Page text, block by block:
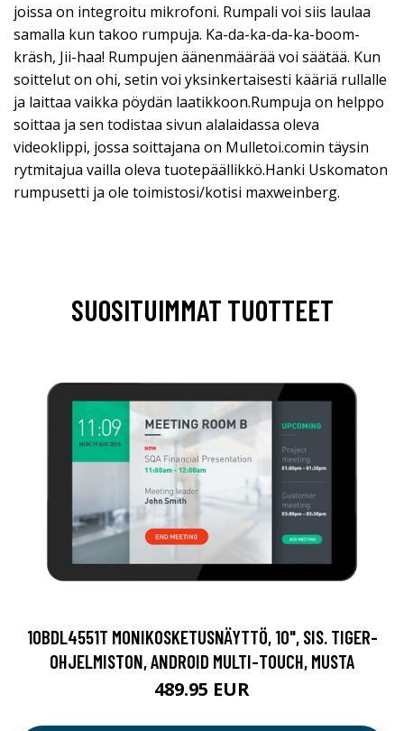
joissa on integroitu mikrofoni. Rumpali voi siis laulaa
samalla kun takoo rumpuja. Ka-da-ka-da-ka-boom-
kräsh, Jii-haa! Rumpujen äänenmäärää voi säätää. Kun
soittelut on ohi, setin voi yksinkertaisesti kääriä rullalle
ja laittaa vaikka pöydän laatikkoon.Rumpuja on helppo
soittaa ja sen todistaa sivun alalaidassa oleva
videoklippi, jossa soittajana on Mulletoi.comin täysin
rytmitajua vailla oleva tuotepäällikkö.Hanki Uskomaton
rumpusetti ja ole toimistosi/kotisi maxweinberg.
SUOSITUIMMAT TUOTTEET
10BDL4551T MONIKOSKETUSNÄYTTÖ, 10", SIS. TIGER-
OHJELMISTON, ANDROID MULTI-TOUCH, MUSTA
489.95 EUR